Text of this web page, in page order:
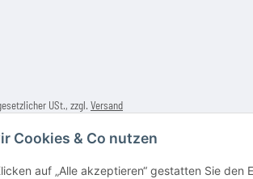
USt., zzgl. Versand
u. Bezeichnungen sind eingetragene
Cookies & Co nutzen
auf „Alle akzeptieren“ gestatten Sie den